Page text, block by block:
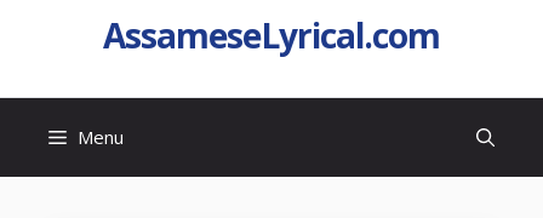
AssameseLyrical.com
Menu